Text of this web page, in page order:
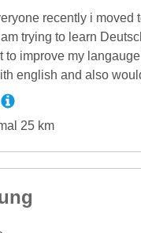
recently i moved
trying to learn
to improve my
english and also
25 km